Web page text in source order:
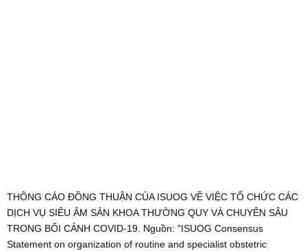
THÔNG CÁO ĐỒNG THUẬN CỦA ISUOG VỀ VIỆC TỔ CHỨC CÁC
DỊCH VỤ SIÊU ÂM SẢN KHOA THƯỜNG QUY VÀ CHUYÊN SÂU
TRONG BỐI CẢNH COVID-19. Nguồn: "ISUOG Consensus
Statement on organization of routine and specialist obstetric